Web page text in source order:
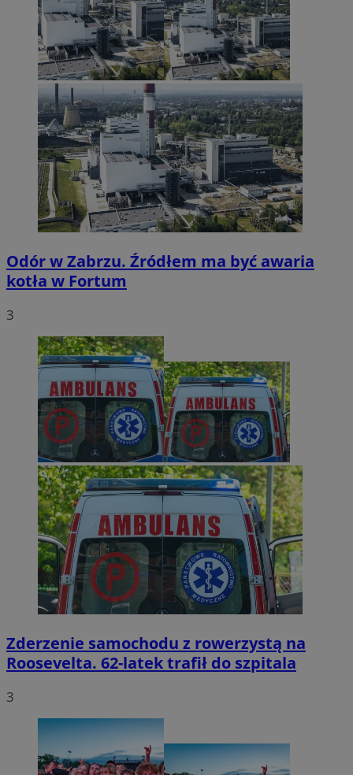
Odór w Zabrzu. Źródłem ma być awaria
kotła w Fortum
3
Zderzenie samochodu z rowerzystą na
Roosevelta. 62-latek trafił do szpitala
3